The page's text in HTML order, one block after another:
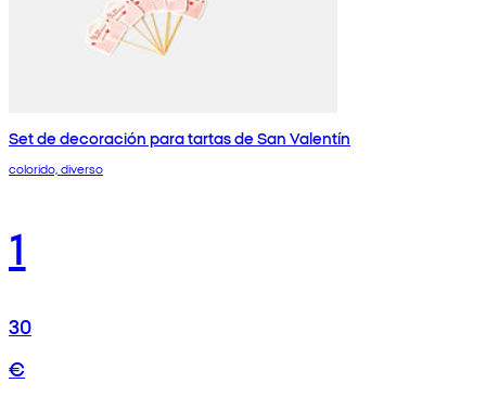
Set de decoración para tartas de San Valentín
colorido, diverso
1
30
€